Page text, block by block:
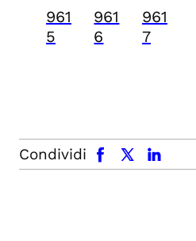
961
5
961
6
961
7
Condividi
facebook x.com linkedin